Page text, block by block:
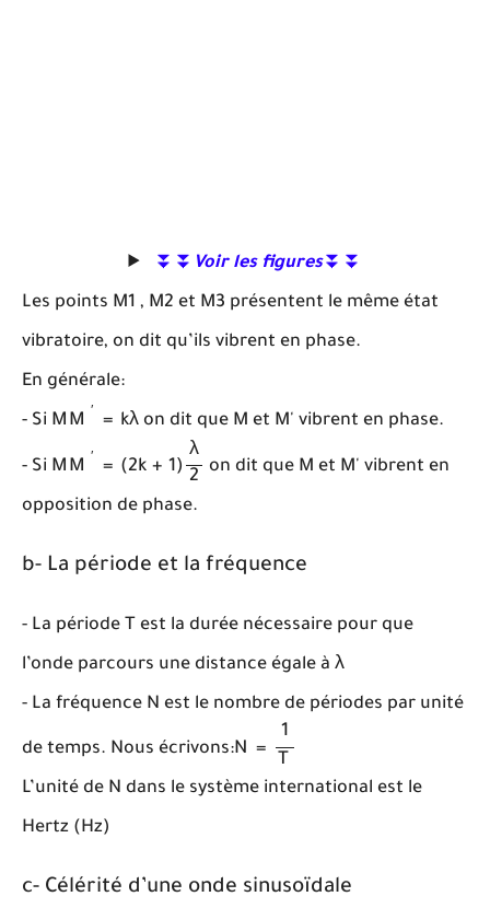
⏬⏬ Voir les figures⏬⏬
Les points M1 , M2 et M3 présentent le même état
vibratoire, on dit qu’ils vibrent en phase.
En générale:
- Si M M = kλ
M M =
on dit que M et M' vibrent en phase.
- Si M M = (2k + 1)
λ
2 on dit que M et M' vibrent en
opposition de phase.
b- La période et la fréquence
- La période T est la durée nécessaire pour que
l’onde parcours une distance égale à λ
λ
- La fréquence N est le nombre de périodes par unité
de temps. Nous écrivons:N =
1
T
L’unité de N dans le système international est le
Hertz (Hz)
c- Célérité d’une onde sinusoïdale